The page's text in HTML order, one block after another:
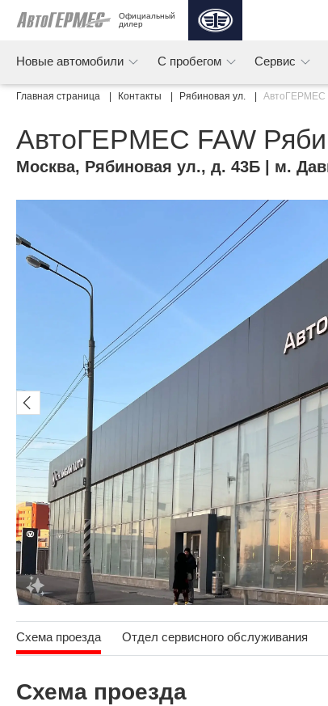
Официальный
дилер
Новые автомобили С пробегом Сервис
Главная страница Контакты Рябиновая ул. АвтоГЕРМЕС
АвтоГЕРМЕС FAW
Москва, Рябиновая ул., д. 43Б | м.
Схема проезда Отдел сервисного обслуживания
Схема проезда